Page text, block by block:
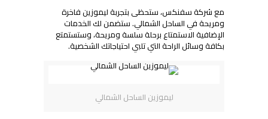
مع شركة سفنكس، ستحظى بتجربة ليموزين فاخرة
ومريحة في الساحل الشمالي. ستضمن لك الخدمات
الإضافية الاستمتاع برحلة سلسة ومريحة، وستستمتع
بكافة وسائل الراحة التي تلبي احتياجاتك الشخصية.
ليموزين الساحل الشمالي